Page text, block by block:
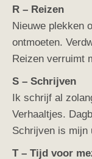
R – Reizen
Nieuwe plekken
ontmoeten.
Reizen verruimt
S – Schrijven
Ik schrijf al
Verhaaltjes.
Schrijven is mijn
T – Tijd voor